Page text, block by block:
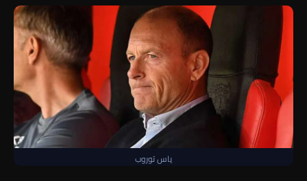
ياس توروب